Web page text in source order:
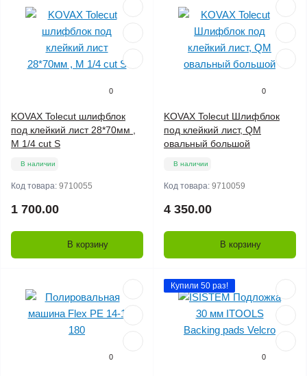
0
KOVAX Tolecut шлифблок
под клейкий лист 28*70мм ,
M 1/4 cut S
В наличии
Код товара: 9710055
1 700.00
В корзину
0
KOVAX Tolecut Шлифблок
под клейкий лист, QM
овальный большой
В наличии
Код товара: 9710059
4 350.00
В корзину
0
Купили 50 раз!
0